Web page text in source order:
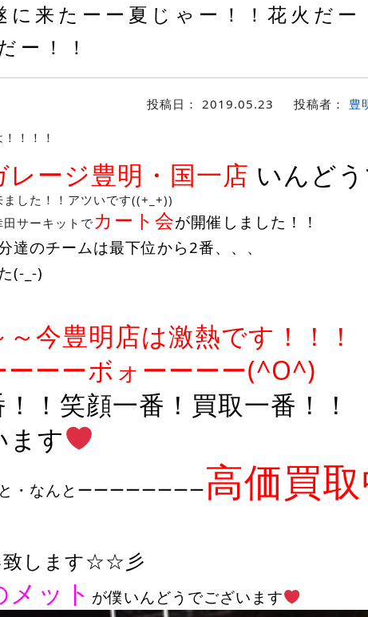
に来たーー夏じゃー！！花火だー
ー！！
投稿日： 2019.05.23 投稿者： 豊
！！！
レージ豊明・国一店 いんど
ました！！アツいです((+_+))
サーキットでカート会が開催しました！！
達のチームは最下位から2番、、、
(-_-)
今豊明店は激熱です！！！
ーーーボォーーーー(^O^)
！笑顔一番！買取一番！！
ます
・なんとーーーーーーーー高価買
致します☆☆彡
メット が僕いんどうでございます